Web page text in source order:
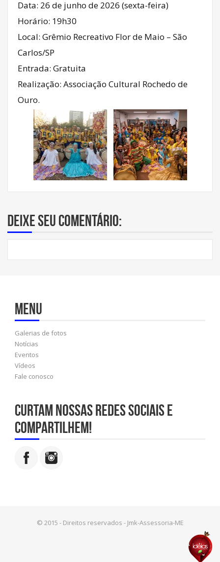
Data: 26 de junho de 2026 (sexta-feira)
Horário: 19h30
Local: Grêmio Recreativo Flor de Maio – São
Carlos/SP
Entrada: Gratuita
Realização: Associação Cultural Rochedo de
Ouro.
Deixe seu comentário:
Menu
Galerias de fotos
Notícias
Eventos
Vídeos
Fale conosco
Curtam nossas redes sociais e
compartilhem!
© 2015 - Direitos reservados - Jmk-Assessoria-ME